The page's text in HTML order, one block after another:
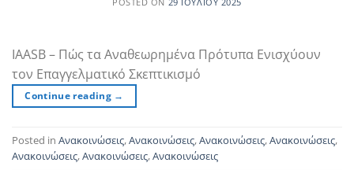
IAASB – Πώς τα Αναθεωρημένα Πρότυπα Ενισχύουν
τον Επαγγελματικό Σκεπτικισμό
Continue reading →
Posted in Ανακοινώσεις,Ανακοινώσεις,Ανακοινώσεις,Ανακοινώσεις,
Ανακοινώσεις,Ανακοινώσεις,Ανακοινώσεις